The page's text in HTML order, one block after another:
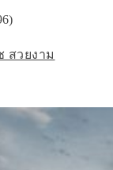
สวยงาม